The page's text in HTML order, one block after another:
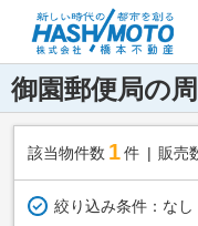
御園郵便局の
該当物件数 1件 販売
絞り込み条件： なし